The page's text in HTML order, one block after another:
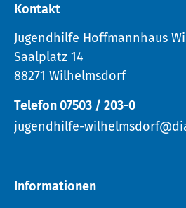
Kontakt
Jugendhilfe Hoffmannhaus
Saalplatz 14
88271 Wilhelmsdorf
Telefon 07503 / 203-0
jugendhilfe-
Informationen